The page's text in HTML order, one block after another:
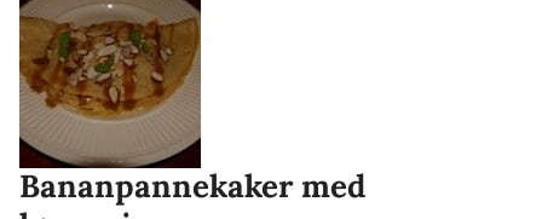
Bananpannekaker med